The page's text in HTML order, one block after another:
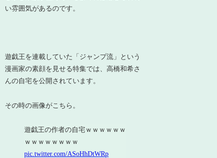
い雰囲気があるのです。
遊戯王を連載していた「ジャンプ流」という
漫画家の素顔を見せる特集では、高橋和希さ
んの自宅を公開されています。
その時の画像がこちら。
遊戯王の作者の自宅ｗｗｗｗｗｗ
ｗｗｗｗｗｗｗｗ
pic.twitter.com/ASoHhDtWRp